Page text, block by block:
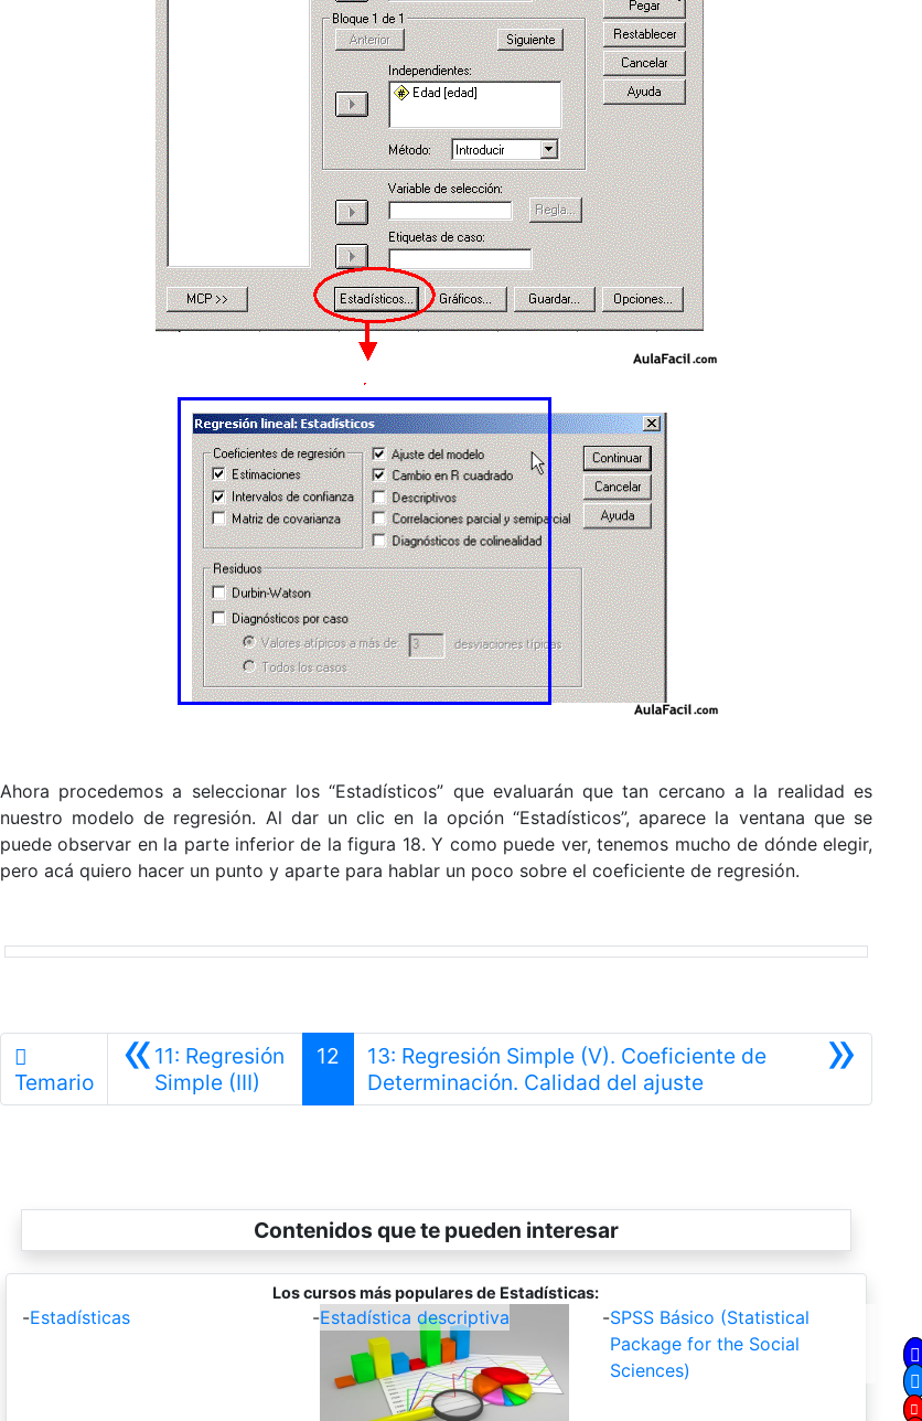
Ahora procedemos a seleccionar los “Estadísticos” que evaluarán que tan cercano a la realidad es
nuestro modelo de regresión. Al dar un clic en la opción “Estadísticos”, aparece la ventana que se
puede observar en la parte inferior de la figura 18. Y como puede ver, tenemos mucho de dónde elegir,
pero acá quiero hacer un punto y aparte para hablar un poco sobre el coeficiente de regresión.
Temario «11: Regresión
Simple (III)
12 »
13: Regresión Simple (V). Coeficiente de
Determinación. Calidad del ajusteSiguiente
Contenidos que te pueden interesar
Los cursos más populares de Estadísticas:
-Estadísticas -Estadística descriptiva -SPSS Básico (Statistical
Package for the Social
Sciences)